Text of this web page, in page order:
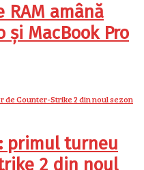
RAM amână
și MacBook Pro
primul turneu
2 din noul